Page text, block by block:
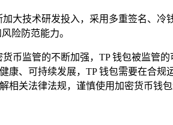
大技术研发投入，采用多重签名、
险防范能力。
币监管的不断加强，TP 钱包被监管
康、可持续发展，TP 钱包需要在合
关法律法规，谨慎使用加密货币钱